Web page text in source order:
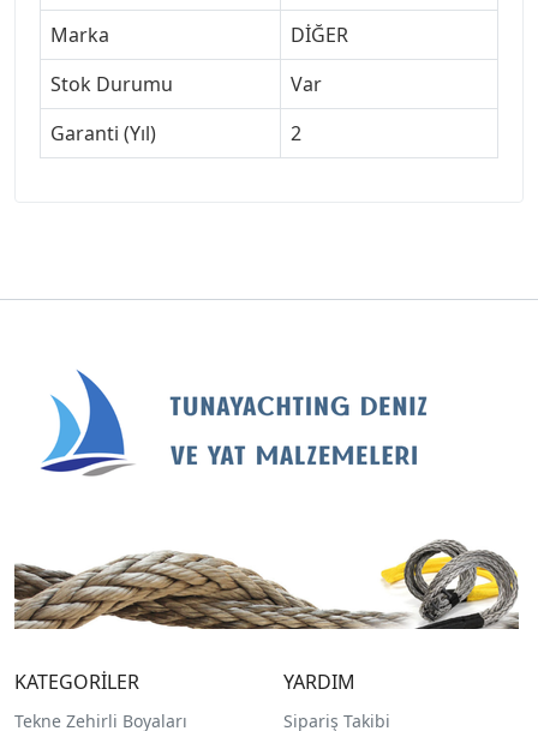
Marka
DİĞER
Stok Durumu
Var
Garanti (Yıl)
2
KATEGORİLER
Tekne Zehirli Boyaları
YARDIM
Sipariş Takibi